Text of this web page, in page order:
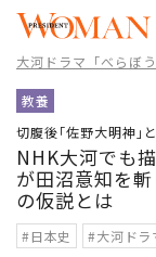
大河ドラマ「べらぼ
教養
切腹後｢佐野大明神｣
NHK大河でも
が田沼意知を
の仮説とは
#日本史 #大河ドラ